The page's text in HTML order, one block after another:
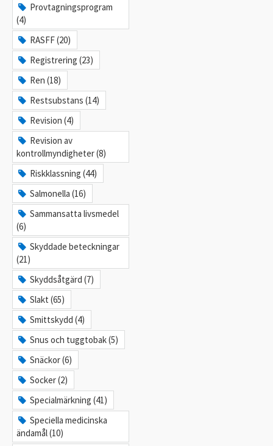
Provtagningsprogram
(4)
RASFF (20)
Registrering (23)
Ren (18)
Restsubstans (14)
Revision (4)
Revision av
kontrollmyndigheter (8)
Riskklassning (44)
Salmonella (16)
Sammansatta livsmedel
(6)
Skyddade beteckningar
(21)
Skyddsåtgärd (7)
Slakt (65)
Smittskydd (4)
Snus och tuggtobak (5)
Snäckor (6)
Socker (2)
Specialmärkning (41)
Speciella medicinska
ändamål (10)